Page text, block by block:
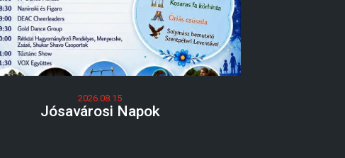
2026.08.15
Jósavárosi Napok